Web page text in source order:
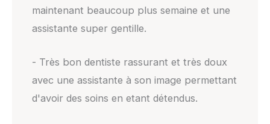
maintenant beaucoup plus semaine et une
assistante super gentille.
- Très bon dentiste rassurant et très doux
avec une assistante à son image permettant
d'avoir des soins en etant détendus.